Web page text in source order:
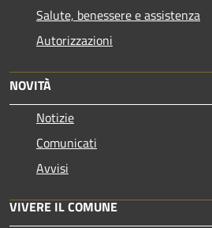
Salute, benessere e assistenza
Autorizzazioni
NOVITÀ
Notizie
Comunicati
Avvisi
VIVERE IL COMUNE